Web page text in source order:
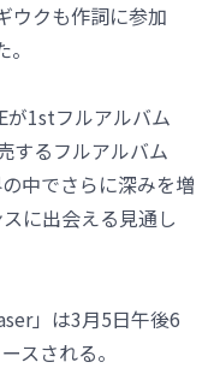
ウクも作詞に参加
が1stフルアルバム
するフルアルバム
中でさらに深みを増
に出会える見通し
」は3月5日午後6
スされる。